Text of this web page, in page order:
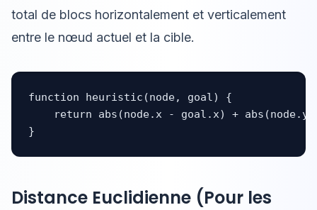
total de blocs horizontalement et verticalement
entre le nœud actuel et la cible.
function heuristic(node, goal) {
return abs(node.x - goal.x) + abs(node.y
}
Distance Euclidienne (Pour les